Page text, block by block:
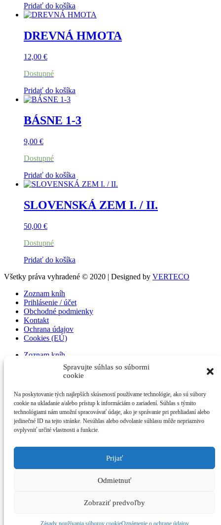
Spravujte súhlas so súbormi
cookie
Na poskytovanie tých najlepších skúseností používame technológie, ako sú súbory
cookie na ukladanie a/alebo prístup k informáciám o zariadení. Súhlas s týmito
technológiami nám umožní spracovávať údaje, ako je správanie pri prehliadaní alebo
jedinečné ID na tejto stránke. Nesúhlas alebo odvolanie súhlasu môže nepriaznivo
ovplyvniť určité vlastnosti a funkcie.
Prijať
Odmietnuť
Zobraziť predvoľby
Zásady používania súborov cookieOznámenie o ochrane údajov
Pridať do košíka
DREVNÁ HMOTA
12,00 €
Dostupné
Pridať do košíka
BÁSNE 1-3
9,00 €
Dostupné
Pridať do košíka
SLOVENSKÁ ZEM I. / II.
50,00 €
Dostupné
Pridať do košíka
Všetky práva vyhradené © 2020 | Designed by VERTECO
Zoznam kníh
Prihlásenie / účet
Obchodné podmienky
Kontakt
Ochrana údajov
Cookies (EÚ)
Zoznam kníh
Prihlásenie / účet
Obchodné podmienky
Ochrana údajov
Cookies (EÚ)
Zoznam kníh
Prihlásenie / účet
Obchodné podmienky
Cookies (EÚ)